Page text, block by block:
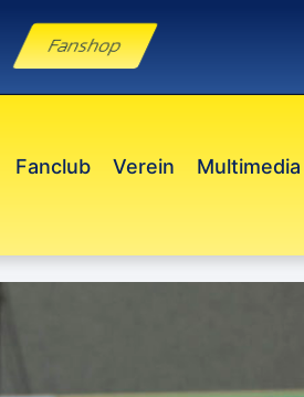
Fanshop
Fanclub Verein Multimedia